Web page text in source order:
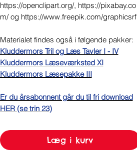
https://openclipart.org/, https://pixabay.co
m/ og https://www.freepik.com/graphicsrf
Materialet findes også i følgende pakker:
Kluddermors Tril og Læs Tavler I - IV
Kluddermors Læseværksted XI
Kluddermors Læsepakke III
Er du årsabonnent går du til fri download
HER (se trin 23)
Læg i kurv